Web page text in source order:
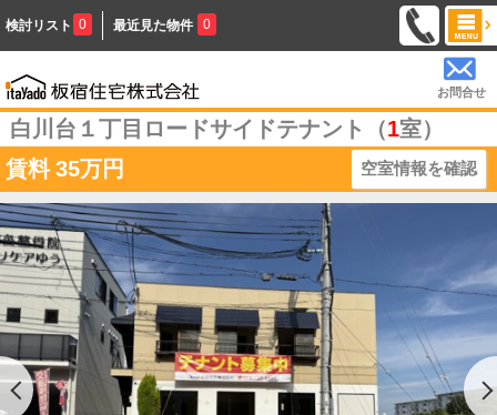
検討リスト 0 最近見た物件 0
お問合せ
白川台１丁目ロードサイドテナント（1室）
賃料 35万円 空室情報を確認